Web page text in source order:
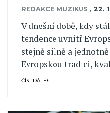
REDAKCE MUZIKUS , 22.
V dnešní době, kdy
tendence uvnitř
stejně silně a
Evropskou tradici,
ČÍST DÁLE